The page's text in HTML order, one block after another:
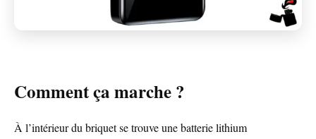
Comment ça marche ?
À l’intérieur du briquet se trouve une batterie lithium